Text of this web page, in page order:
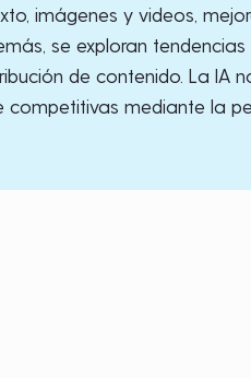
imágenes y videos,
se exploran
de contenido. La IA
mediante la